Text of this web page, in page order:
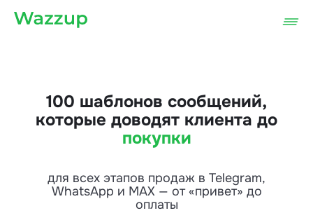
100 шаблонов сообщений,
которые доводят клиента до
покупки
для всех этапов продаж в Telegram,
WhatsApp и MAX — от «привет» до
оплаты